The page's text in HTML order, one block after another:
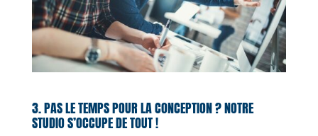
3. PAS LE TEMPS POUR LA CONCEPTION ? NOTRE
STUDIO S’OCCUPE DE TOUT !